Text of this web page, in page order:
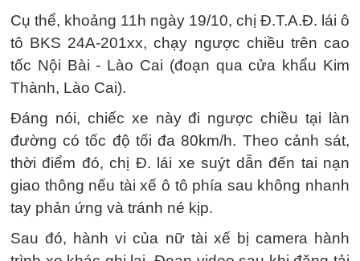
Cụ thể, khoảng 11h ngày 19/10, chị Đ.T.A.Đ. lái ô
tô BKS 24A-201xx, chạy ngược chiều trên cao
tốc Nội Bài - Lào Cai (đoạn qua cửa khẩu Kim
Thành, Lào Cai).
Đáng nói, chiếc xe này đi ngược chiều tại làn
đường có tốc độ tối đa 80km/h. Theo cảnh sát,
thời điểm đó, chị Đ. lái xe suýt dẫn đến tai nạn
giao thông nếu tài xế ô tô phía sau không nhanh
tay phản ứng và tránh né kịp.
Sau đó, hành vi của nữ tài xế bị camera hành